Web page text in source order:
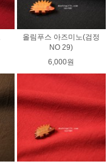
올림푸스 아즈미노(검정
NO 29)
6,000원